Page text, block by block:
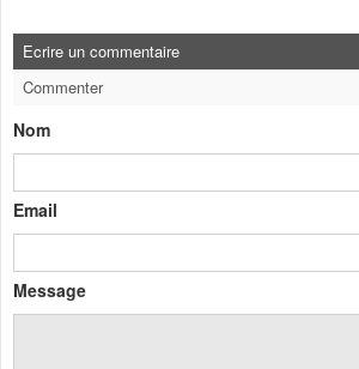
Ecrire un commentaire
Commenter
Nom
Email
Message